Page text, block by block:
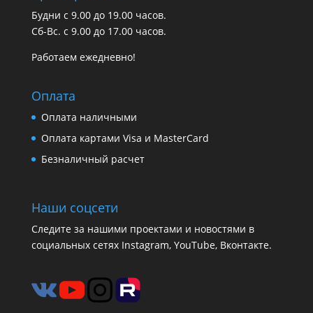
Будни с 9.00 до 19.00 часов.
Сб-Вс. с 9.00 до 17.00 часов.
Работаем ежедневно!
Оплата
Оплата наличными
Оплата картами Visa и MasterCard
Безналичный расчет
Наши соцсети
Следите за нашими проектами и новостями в
социальных сетях Instagram, YouTube, Вконтакте.